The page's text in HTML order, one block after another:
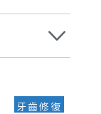
會及時告知客人
我們你原本預約
牙齒修復